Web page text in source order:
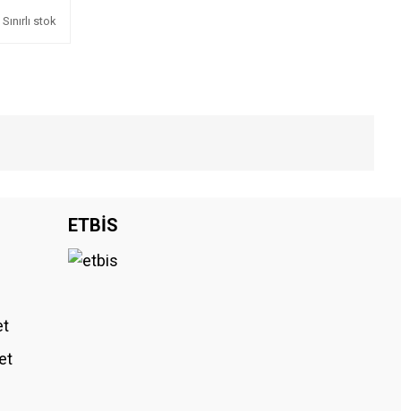
Sınırlı stok
ETBİS